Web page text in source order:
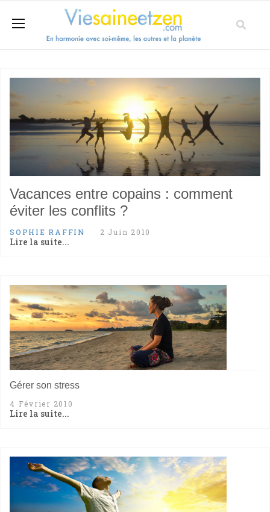
Vacances entre copains : comment
éviter les conflits ?
SOPHIE RAFFIN 2 Juin 2010
Lire la suite...
Gérer son stress
4 Février 2010
Lire la suite...